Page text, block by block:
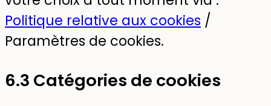
Politique relative aux cookies /
Paramètres de cookies.
6.3 Catégories de cookies